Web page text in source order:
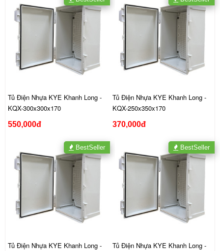
Tủ Điện Nhựa KYE Khanh Long -
KQX-300x300x170
550,000đ
Tủ Điện Nhựa KYE Khanh Long -
KQX-250x350x170
370,000đ
Tủ Điện Nhựa KYE Khanh Long -
BestSeller
Tủ Điện Nhựa KYE Khanh Long -
BestSeller